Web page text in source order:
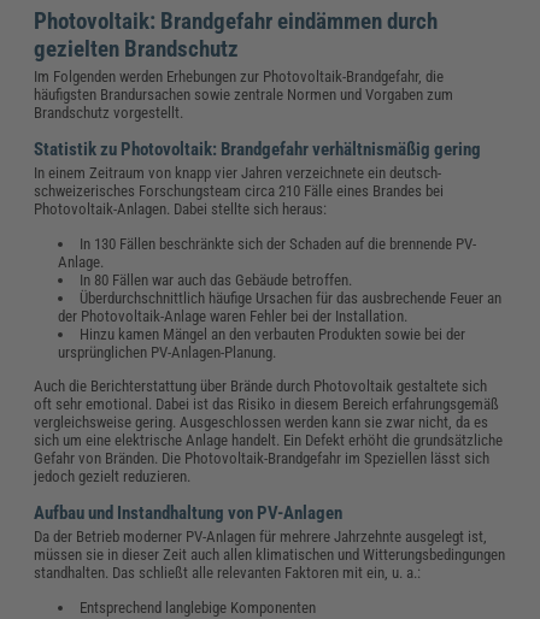
Photovoltaik: Brandgefahr eindämmen durch
gezielten Brandschutz
Im Folgenden werden Erhebungen zur Photovoltaik-Brandgefahr, die
häufigsten Brandursachen sowie zentrale Normen und Vorgaben zum
Brandschutz vorgestellt.
Statistik zu Photovoltaik: Brandgefahr verhältnismäßig gering
In einem Zeitraum von knapp vier Jahren verzeichnete ein deutsch-
schweizerisches Forschungsteam circa 210 Fälle eines Brandes bei
Photovoltaik-Anlagen. Dabei stellte sich heraus:
In 130 Fällen beschränkte sich der Schaden auf die brennende PV-
Anlage.
In 80 Fällen war auch das Gebäude betroffen.
Überdurchschnittlich häufige Ursachen für das ausbrechende Feuer an
der Photovoltaik-Anlage waren Fehler bei der Installation.
Hinzu kamen Mängel an den verbauten Produkten sowie bei der
ursprünglichen PV-Anlagen-Planung.
Auch die Berichterstattung über Brände durch Photovoltaik gestaltete sich
oft sehr emotional. Dabei ist das Risiko in diesem Bereich erfahrungsgemäß
vergleichsweise gering. Ausgeschlossen werden kann sie zwar nicht, da es
sich um eine elektrische Anlage handelt. Ein Defekt erhöht die grundsätzliche
Gefahr von Bränden. Die Photovoltaik-Brandgefahr im Speziellen lässt sich
jedoch gezielt reduzieren.
Aufbau und Instandhaltung von PV-Anlagen
Da der Betrieb moderner PV-Anlagen für mehrere Jahrzehnte ausgelegt ist,
müssen sie in dieser Zeit auch allen klimatischen und Witterungsbedingungen
standhalten. Das schließt alle relevanten Faktoren mit ein, u. a.:
Entsprechend langlebige Komponenten